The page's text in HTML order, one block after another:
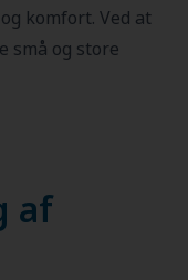
komfort. Ved at
små og store
af